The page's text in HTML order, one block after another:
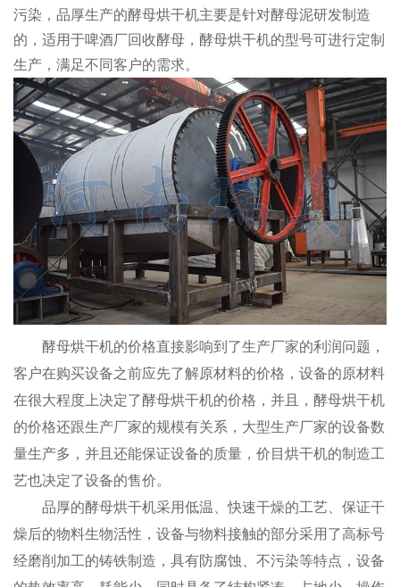
污染，品厚生产的酵母烘干机主要是针对酵母泥研发制造
的，适用于啤酒厂回收酵母，酵母烘干机的型号可进行定制
生产，满足不同客户的需求。
酵母烘干机的价格直接影响到了生产厂家的利润问题，
客户在购买设备之前应先了解原材料的价格，设备的原材料
在很大程度上决定了酵母烘干机的价格，并且，酵母烘干机
的价格还跟生产厂家的规模有关系，大型生产厂家的设备数
量生产多，并且还能保证设备的质量，价目烘干机的制造工
艺也决定了设备的售价。
品厚的酵母烘干机采用低温、快速干燥的工艺、保证干
燥后的物料生物活性，设备与物料接触的部分采用了高标号
经磨削加工的铸铁制造，具有防腐蚀、不污染等特点，设备